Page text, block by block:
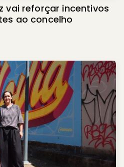
vai reforçar incentivos
ao concelho